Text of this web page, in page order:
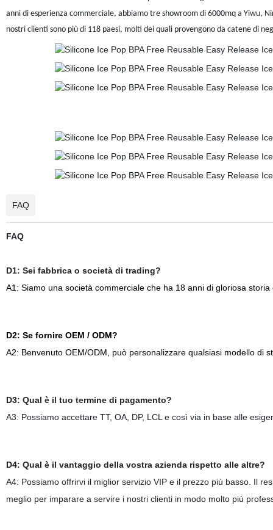
anni di esperienza commerciale, abbiamo tre showroom di 6000mq a Yiwu,
nostri clienti sono più di 118 paesi, molti dei quali provengono da catene di
FAQ
FAQ
D1: Sei fabbrica o società di trading?
A1: Siamo una società commerciale che ha 18 anni di gloriosa
D2: Se fornire OEM / ODM?
A2: Benvenuto OEM/ODM, può personalizzare qualsiasi modello di
D3: Qual è il tuo termine di pagamento?
A3: Possiamo accettare TT, OA, DP, LCL e così via in base alle
D4: Qual è il vantaggio della vostra azienda rispetto alle altre?
A4: Possiamo offrirvi il miglior servizio VIP e il prezzo più basso. Il
meglio per imparare a servire i nostri clienti in modo molto più